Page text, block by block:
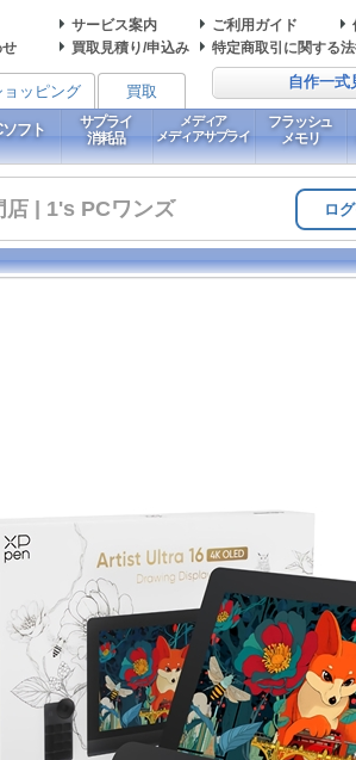
サービス案内 ご利用ガイド
せ 買取見積り/申込み 特定商取引に関する
自作一式
ョッピング 買取
ソフト
サプライ
消耗品
メディア
メディアサプライ
フラッシュ
メモリ
店 | 1's PCワンズ ロ